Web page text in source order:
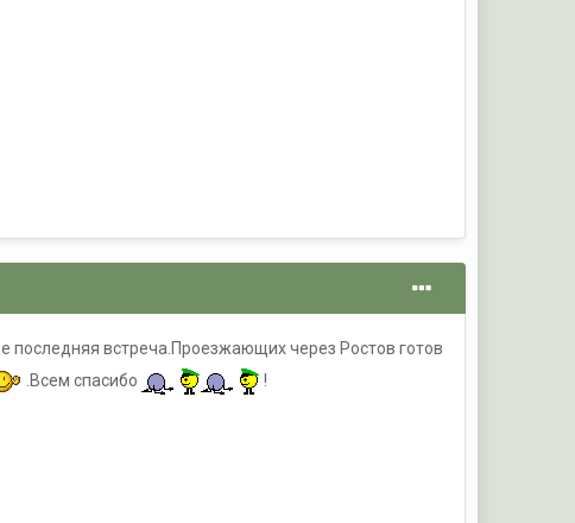
последняя встреча.Проезжающих через Ростов готов
.Всем спасибо !